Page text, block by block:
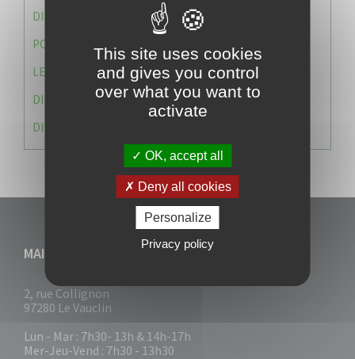
DIRECTION DES SERVICES TECHNIQUES
POLICE MUNICIPALE
LE CABINET DU MAIRE
DIRECTION DES RESSOURCES ET MOYENS
DIRECTION DU DEVELLOPPEMENT URBAIN DURABL
MAIRIE DU VAUCLIN
2, rue Collignon
97280 Le Vauclin
Lun - Mar : 7h30- 13h & 14h-17h
Mer-Jeu-Vend : 7h30 - 13h30
This site uses cookies
and gives you control
over what you want to
activate
OK, accept all
Deny all cookies
Personalize
Privacy policy